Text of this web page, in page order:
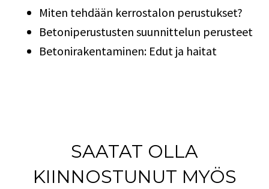
Miten tehdään kerrostalon perustukset?
Betoniperustusten suunnittelun perusteet
Betonirakentaminen: Edut ja haitat
SAATAT OLLA
KIINNOSTUNUT MYÖS